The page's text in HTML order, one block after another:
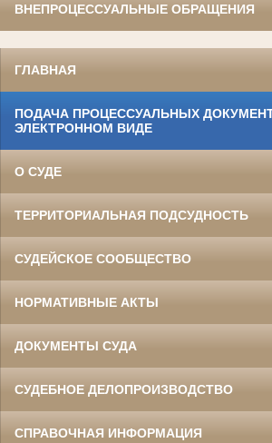
ВНЕПРОЦЕССУАЛЬНЫЕ ОБРАЩЕНИЯ
ГЛАВНАЯ
ПОДАЧА ПРОЦЕССУАЛЬНЫХ
ЭЛЕКТРОННОМ ВИДЕ
О СУДЕ
ТЕРРИТОРИАЛЬНАЯ ПОДСУДНОСТЬ
СУДЕЙСКОЕ СООБЩЕСТВО
НОРМАТИВНЫЕ АКТЫ
ДОКУМЕНТЫ СУДА
СУДЕБНОЕ ДЕЛОПРОИЗВОДСТВО
СПРАВОЧНАЯ ИНФОРМАЦИЯ